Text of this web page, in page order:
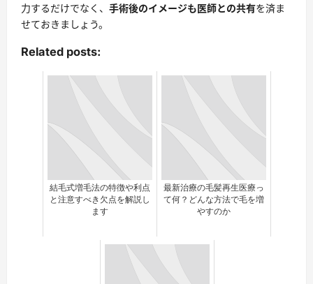
力するだけでなく、 手術後のイメージも医師との共有を済ま
せておきましょう。
Related posts:
結毛式増毛法の特徴や利点
と注意すべき欠点を解説し
ます
最新治療の毛髪再生医療っ
て何？どんな方法で毛を増
やすのか